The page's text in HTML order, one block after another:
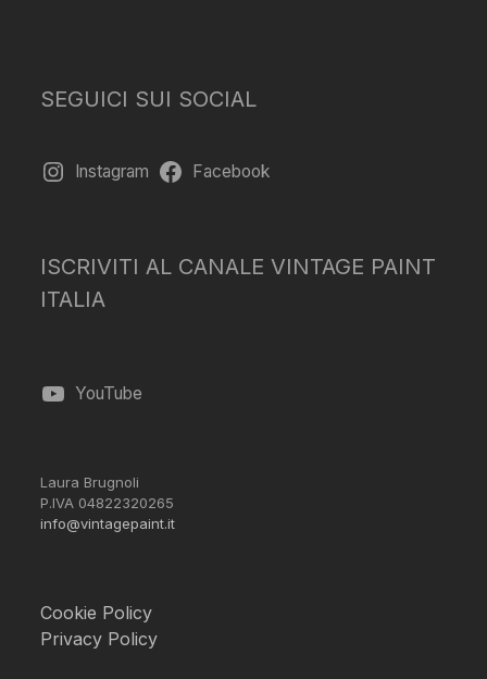
SEGUICI SUI SOCIAL
Instagram Facebook
ISCRIVITI AL CANALE VINTAGE PAINT
ITALIA
YouTube
Laura Brugnoli
P.IVA 04822320265
info@vintagepaint.it
Cookie Policy
Privacy Policy